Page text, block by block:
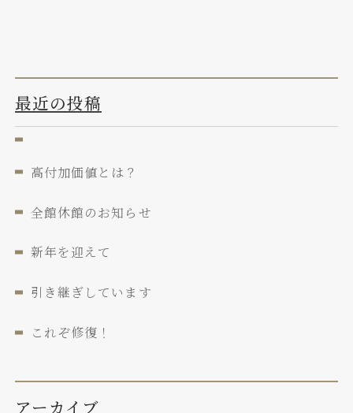
最近の投稿
高付加価値とは？
全館休館のお知らせ
新年を迎えて
引き継ぎしています
これぞ修復！
アーカイブ